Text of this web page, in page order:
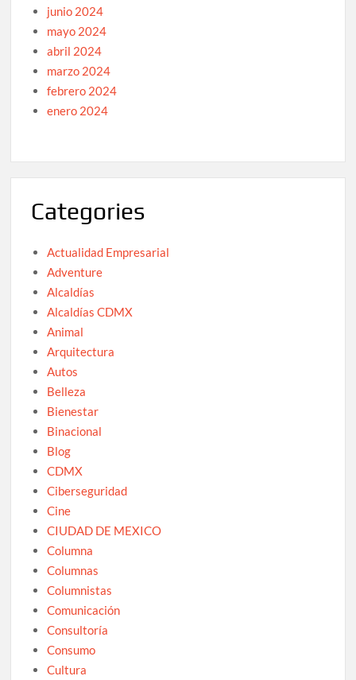
junio 2024
mayo 2024
abril 2024
marzo 2024
febrero 2024
enero 2024
Categories
Actualidad Empresarial
Adventure
Alcaldías
Alcaldías CDMX
Animal
Arquitectura
Autos
Belleza
Bienestar
Binacional
Blog
CDMX
Ciberseguridad
Cine
CIUDAD DE MEXICO
Columna
Columnas
Columnistas
Comunicación
Consultoría
Consumo
Cultura